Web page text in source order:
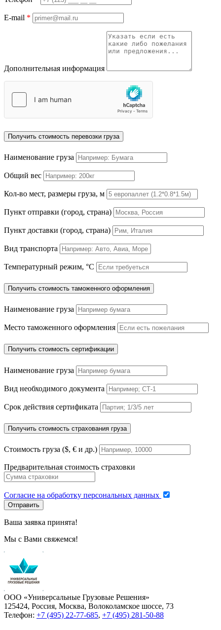
E-mail *
Дополнительная информация
Получить стоимость перевозки груза
Наименование груза
Общий вес
Кол-во мест, размеры груза, м
Пункт отправки (город, страна)
Пункт доставки (город, страна)
Вид транспорта
Температурный режим, °C
Получить стоимость таможенного оформления
Наименование груза
Место таможенного оформления
Получить стоимость сертификации
Наименование груза
Вид необходимого документа
Срок действия сертификата
Получить стоимость страхования груза
Стоимость груза ($, € и др.)
Предварительная стоимость страховки
Согласие на обработку персональных данных
Отправить
Ваша заявка принята!
Мы с Вами свяжемся!
ООО «Универсальные Грузовые Решения»
125424, Россия, Москва, Волоколамское шоссе, 73
Телефон: +7 (495) 22-77-685, +7 (495) 281-50-88